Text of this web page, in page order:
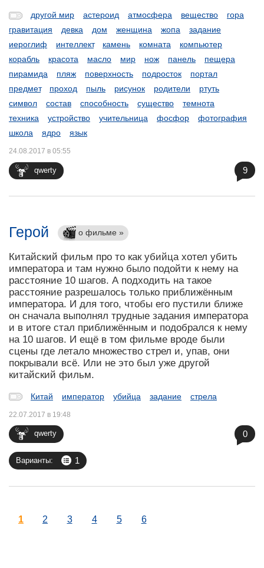
другой мир астероид атмосфера вещество
гора
гравитация
девка дом женщина жопа
задание
иероглиф
интеллект камень комната
компьютер
корабль
красота масло мир нож панель
пещера
пирамида
пляж поверхность подросток
портал
предмет
проход пыль рисунок родители
ртуть
символ
состав способность существо
темнота
техника
устройство учительница фосфор
фотография
школа
ядро язык
qwerty
24.08.2017 в 05:55
9
Герой о фильме »
Китайский фильм про то как убийца хотел убить
императора и там нужно было подойти к нему на
расстояние 10 шагов. А подходить на такое
расстояние разрешалось только приближённым
императора. И для того, чтобы его пустили ближе
он сначала выполнял трудные задания императора
и в итоге стал приближённым и подобрался к нему
на 10 шагов. И ещё в том фильме вроде были
сцены где летало множество стрел и, упав, они
покрывали всё. Или не это был уже другой
китайский фильм.
Китай император убийца задание стрела
qwerty
22.07.2017 в 19:48
Варианты: 1
0
1 2 3 4 5 6